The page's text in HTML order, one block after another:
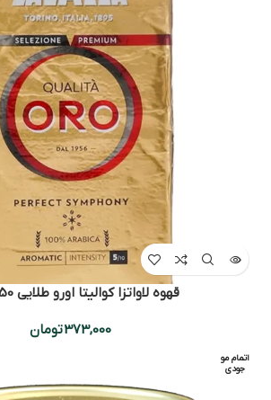
قهوه لاواتزا کوالیتا اورو طلایی 250 گرمی
373,000تومان
اتمام مو
جودی